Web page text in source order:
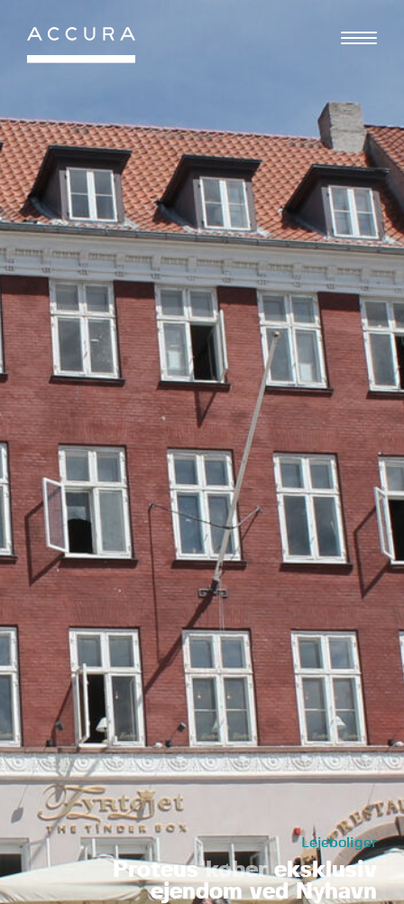
Gå
indhold
Lejeboliger
Proteuskøbereksklusiv
ejendom ved Nyhavn